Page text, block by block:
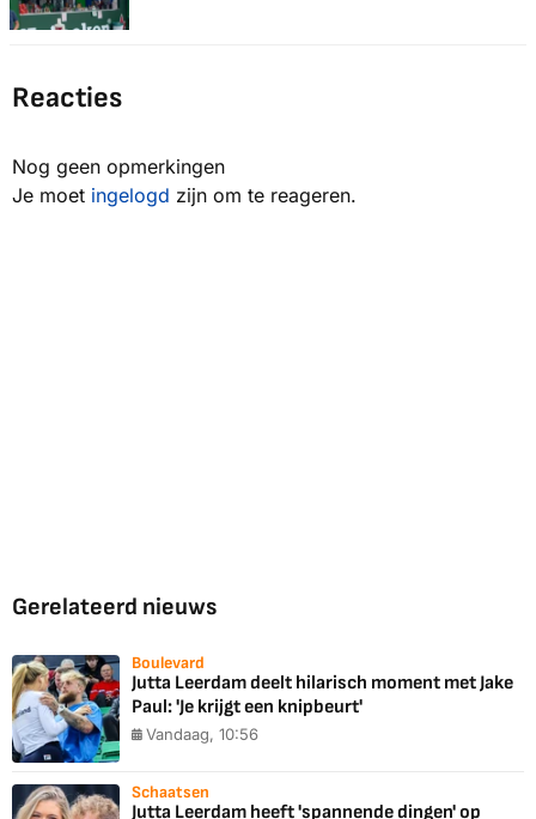
Reacties
Nog geen opmerkingen
Je moet ingelogd zijn om te reageren.
Gerelateerd nieuws
Boulevard
Jutta Leerdam deelt hilarisch moment met Jake
Paul: 'Je krijgt een knipbeurt'
Vandaag, 10:56
Schaatsen
Jutta Leerdam heeft 'spannende dingen' op